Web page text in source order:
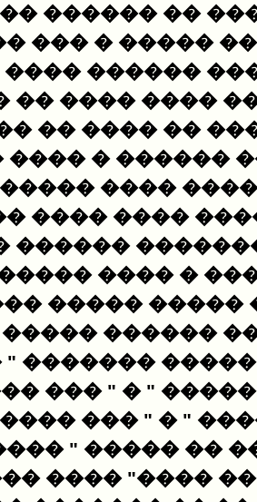
��
���� �����
������
�� ����
����� ��
����� ������
�� ����
�� �� ����
��������
������� �
��� �� �����
130� ��� ������
�������
" � " ������
������ " � "
����� ��
���� ����"